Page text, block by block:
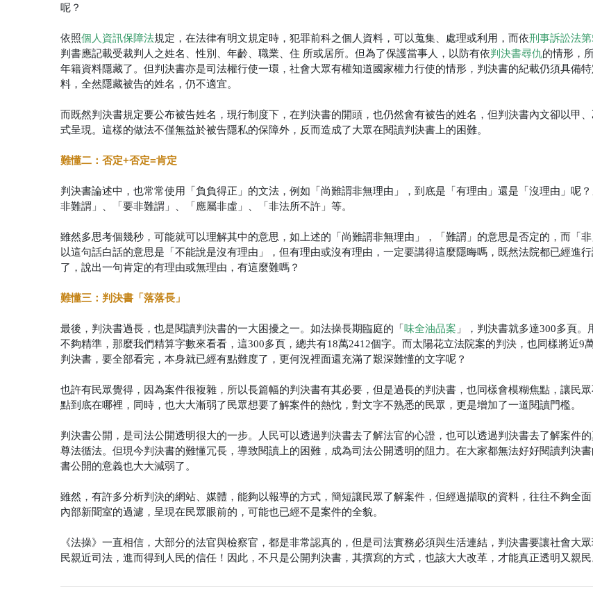
呢？
依照個人資訊保障法規定，在法律有明文規定時，犯罪前科之個人資料，可以蒐集、處理或利用，而依刑事訴訟法
判書應記載受裁判人之姓名、性別、年齡、職業、住 所或居所。但為了保護當事人，以防有依判決書尋仇的情形，
年籍資料隱藏了。但判決書亦是司法權行使一環，社會大眾有權知道國家權力行使的情形，判決書的紀載仍須具備
料，全然隱藏被告的姓名，仍不適宜。
而既然判決書規定要公布被告姓名，現行制度下，在判決書的開頭，也仍然會有被告的姓名，但判決書內文卻以甲
式呈現。這樣的做法不僅無益於被告隱私的保障外，反而造成了大眾在閱讀判決書上的困難。
難懂二：否定+否定=肯定
判決書論述中，也常常使用「負負得正」的文法，例如「尚難謂非無理由」，到底是「有理由」還是「沒理由」呢
非難謂」、「要非難謂」、「應屬非虛」、「非法所不許」等。
雖然多思考個幾秒，可能就可以理解其中的意思，如上述的「尚難謂非無理由」，「難謂」的意思是否定的，而「
以這句話白話的意思是「不能說是沒有理由」，但有理由或沒有理由，一定要講得這麼隱晦嗎，既然法院都已經進
了，說出一句肯定的有理由或無理由，有這麼難嗎？
難懂三：判決書「落落長」
最後，判決書過長，也是閱讀判決書的一大困擾之一。如法操長期臨庭的「味全油品案 」，判決書就多達300多頁。
不夠精準，那麼我們精算字數來看看，這300多頁，總共有18萬2412個字。而太陽花立法院案的判決，也同樣將近9
判決書，要全部看完，本身就已經有點難度了，更何況裡面還充滿了艱深難懂的文字呢？
也許有民眾覺得，因為案件很複雜，所以長篇幅的判決書有其必要，但是過長的判決書，也同樣會模糊焦點，讓民
點到底在哪裡，同時，也大大漸弱了民眾想要了解案件的熱忱，對文字不熟悉的民眾，更是增加了一道閱讀門檻。
判決書公開，是司法公開透明很大的一步。人民可以透過判決書去了解法官的心證，也可以透過判決書去了解案件
尊法循法。但現今判決書的難懂冗長，導致閱讀上的困難，成為司法公開透明的阻力。在大家都無法好好閱讀判決
書公開的意義也大大減弱了。
雖然，有許多分析判決的網站、媒體，能夠以報導的方式，簡短讓民眾了解案件，但經過擷取的資料，往往不夠全
內部新聞室的過濾，呈現在民眾眼前的，可能也已經不是案件的全貌。
《法操》一直相信，大部分的法官與檢察官，都是非常認真的，但是司法實務必須與生活連結，判決書要讓社會大
民親近司法，進而得到人民的信任！因此，不只是公開判決書，其撰寫的方式，也該大大改革，才能真正透明又親